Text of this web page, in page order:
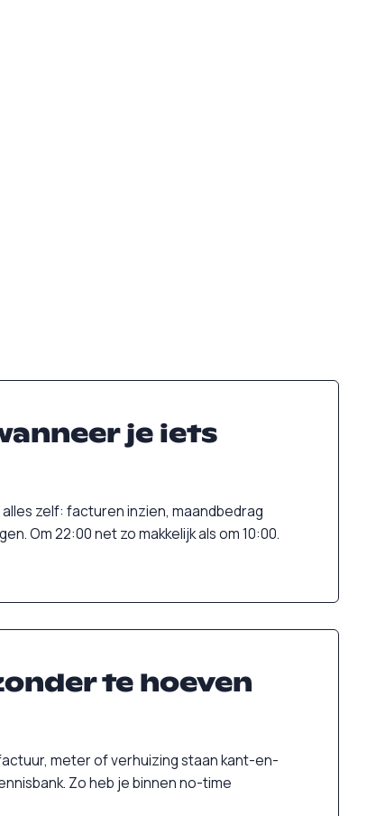
je iets
zelf: facturen inzien, maandbedrag
Om 22:00 net zo makkelijk als om 10:00.
te hoeven
meter of verhuizing staan kant-en-
Zo heb je binnen no-time